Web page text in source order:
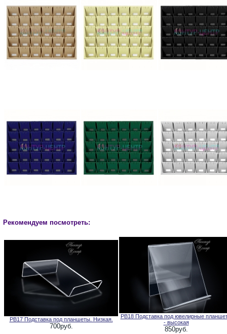
Рекомендуем посмотреть:
PB17 Подставка под планшеты. Низкая.
700руб.
PB18 Подставка под ювелирные
- высокая
850руб.